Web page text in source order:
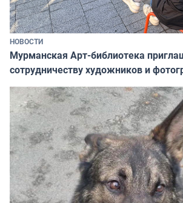
НОВОСТИ
Мурманская Арт-библиотека
сотрудничеству художников и